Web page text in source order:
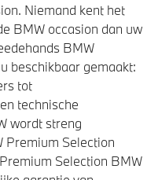
Niemand kent het
BMW occasion dan uw
BMW
beschikbaar gemaakt:
tot
technische
wordt streng
Premium Selection
Selection BMW